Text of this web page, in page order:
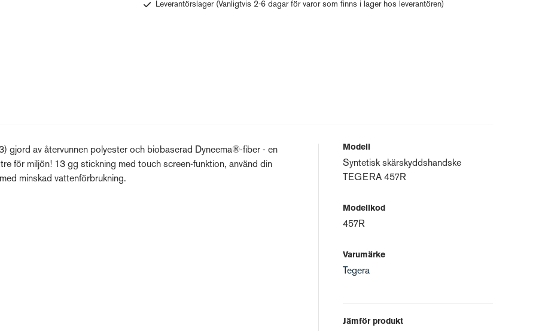
Leverantörslager (Vanligtvis 2-6 dagar för varor som finns i lager hos leverantören)
gjord av återvunnen polyester och biobaserad Dyneema®-fiber - en
för miljön! 13 gg stickning med touch screen-funktion, använd din
minskad vattenförbrukning.
Modell
Syntetisk skärskyddshandske
TEGERA 457R
Modellkod
457R
Varumärke
Tegera
Jämför produkt